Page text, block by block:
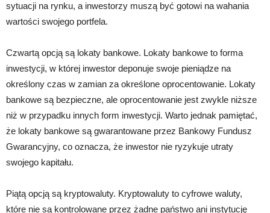
sytuacji na rynku, a inwestorzy muszą być gotowi na wahania
wartości swojego portfela.
Czwartą opcją są lokaty bankowe. Lokaty bankowe to forma
inwestycji, w której inwestor deponuje swoje pieniądze na
określony czas w zamian za określone oprocentowanie. Lokaty
bankowe są bezpieczne, ale oprocentowanie jest zwykle niższe
niż w przypadku innych form inwestycji. Warto jednak pamiętać,
że lokaty bankowe są gwarantowane przez Bankowy Fundusz
Gwarancyjny, co oznacza, że inwestor nie ryzykuje utraty
swojego kapitału.
Piątą opcją są kryptowaluty. Kryptowaluty to cyfrowe waluty,
które nie są kontrolowane przez żadne państwo ani instytucję